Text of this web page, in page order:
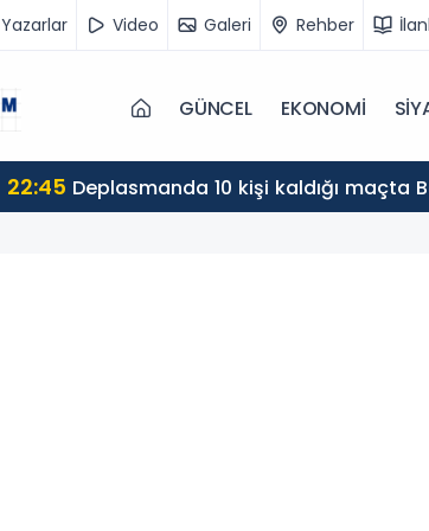
Yazarlar Video Galeri Rehber
GÜNCEL EKONOMİ
22:45 Deplasmanda 10 kişi kaldığı maçta